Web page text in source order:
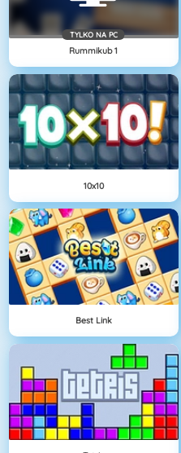
TYLKO NA PC
Rummikub 1
10x10
Best Link